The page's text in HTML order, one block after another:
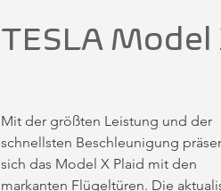
TESLA Model
Mit der größten Leistung und der
schnellsten Beschleunigung
sich das Model X Plaid mit den
markanten Flügeltüren. Die